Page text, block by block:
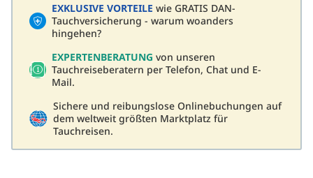
EXKLUSIVE VORTEILE wie GRATIS DAN-
Tauchversicherung - warum woanders
hingehen?
EXPERTENBERATUNG von unseren
Tauchreiseberatern per Telefon, Chat und E-
Mail.
Sichere und reibungslose Onlinebuchungen auf
dem weltweit größten Marktplatz für
Tauchreisen.